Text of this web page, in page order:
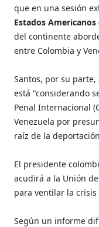
que en una sesión
Estados Americanos
del continente
entre Colombia y
Santos, por su
está "considerando
Penal Internacional
Venezuela por
raíz de la
El presidente
acudirá a la Unión
para ventilar la crisis
Según un informe